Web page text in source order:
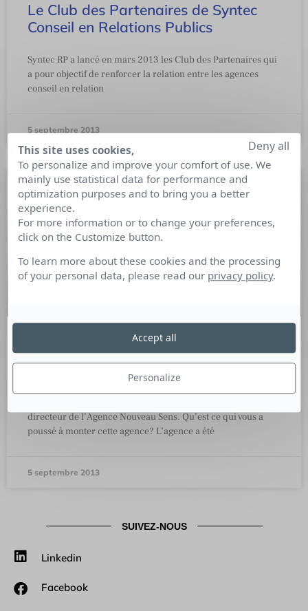
Le Club des Partenaires de Syntec
Conseil en Relations Publics
Syntec RP a lancé en mars 2013 les Club des Partenaires qui
a pour objectif de renforcer la relation entre les agences
conseil en relation
5 septembre 2013
Création de marque, innovation et
communication
directeur de l’Agence Nouveau Sens. Qu’est ce qui vous a
poussé à monter cette agence? L’agence a été
5 septembre 2013
SUIVEZ-NOUS
Linkedin
Facebook
This site uses cookies,
To personalize and improve your comfort of use. We
mainly use statistical data for performance and
optimization purposes and to bring you a better
experience.
For more information or to change your preferences,
click on the Customize button.
To learn more about these cookies and the processing
of your personal data, please read our privacy policy.
Personalize
Deny all
Accept all